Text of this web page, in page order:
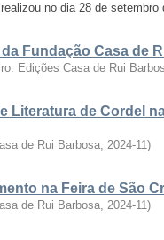
no dia 28 de
Fundação Casa de
Edições Casa de Rui
Literatura de Cordel
de Rui Barbosa, 2024-11)
na Feira de São
de Rui Barbosa, 2024-11)